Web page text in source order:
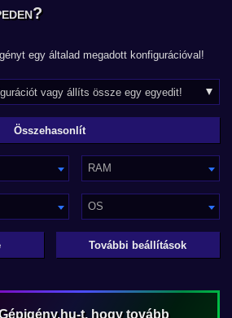
egy általad megadott konfigurációval!
RAM
OS
További beállítások
t, hogy tovább